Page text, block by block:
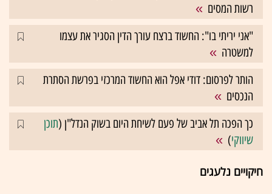
רשות המסים
"אני יריתי בו": החשוד ברצח עורך הדין הסגיר את עצמו
למשטרה
הותר לפרסום: דודי אפל הוא החשוד המרכזי בפרשת הסתרת
הנכסים
כך הפכה תל אביב של פעם לשיחת היום בשוק הנדל"ן (תוכן
שיווקי)